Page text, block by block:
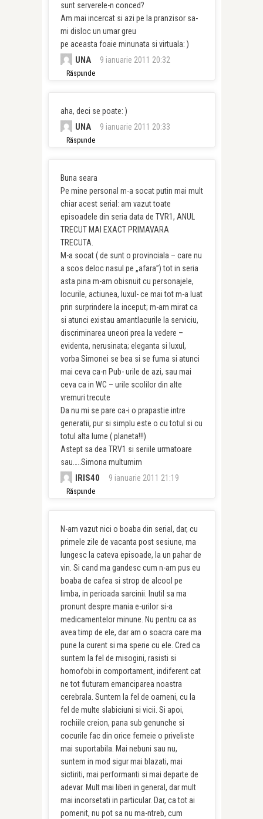
sunt serverele-n conced?
Am mai incercat si azi pe la pranzisor sa-
mi disloc un umar greu
pe aceasta foaie minunata si virtuala: )
UNA 9 ianuarie 2011 20:32
Răspunde
aha, deci se poate: )
UNA 9 ianuarie 2011 20:33
Răspunde
Buna seara
Pe mine personal m-a socat putin mai mult
chiar acest serial: am vazut toate
episoadele din seria data de TVR1, ANUL
TRECUT MAI EXACT PRIMAVARA
TRECUTA.
M-a socat ( de sunt o provinciala – care nu
a scos deloc nasul pe „afara”) tot in seria
asta pina m-am obisnuit cu personajele,
locurile, actiunea, luxul- ce mai tot m-a luat
prin surprindere la inceput; m-am mirat ca
si atunci existau amantlacurile la serviciu,
discriminarea uneori prea la vedere –
evidenta, nerusinata; eleganta si luxul,
vorba Simonei se bea si se fuma si atunci
mai ceva ca-n Pub- urile de azi, sau mai
ceva ca in WC – urile scolilor din alte
vremuri trecute
Da nu mi se pare ca-i o prapastie intre
generatii, pur si simplu este o cu totul si cu
totul alta lume ( planeta!!!)
Astept sa dea TRV1 si seriile urmatoare
sau…..Simona multumim
IRIS40 9 ianuarie 2011 21:19
Răspunde
N-am vazut nici o boaba din serial, dar, cu
primele zile de vacanta post sesiune, ma
lungesc la cateva episoade, la un pahar de
vin. Si cand ma gandesc cum n-am pus eu
boaba de cafea si strop de alcool pe
limba, in perioada sarcinii. Inutil sa ma
pronunt despre mania e-urilor si-a
medicamentelor minune. Nu pentru ca as
avea timp de ele, dar am o soacra care ma
pune la curent si ma sperie cu ele. Cred ca
suntem la fel de misogini, rasisti si
homofobi in comportament, indiferent cat
ne tot fluturam emanciparea noastra
cerebrala. Suntem la fel de oameni, cu la
fel de multe slabiciuni si vicii. Si apoi,
rochiile creion, pana sub genunche si
cocurile fac din orice femeie o priveliste
mai suportabila. Mai nebuni sau nu,
suntem in mod sigur mai blazati, mai
sictiriti, mai performanti si mai departe de
adevar. Mult mai liberi in general, dar mult
mai incorsetati in particular. Dar, ca tot ai
pomenit, nu pot sa nu ma-ntreb, cum